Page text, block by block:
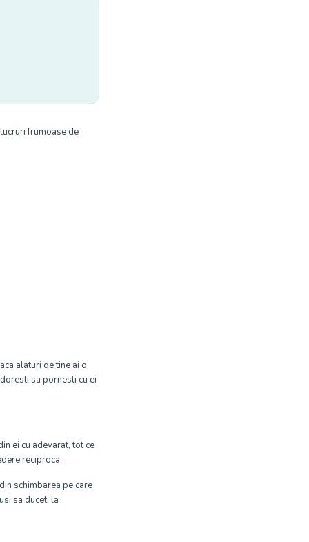
frumoase de
alaturi de tine ai o
sa pornesti cu ei
ei cu adevarat, tot ce
reciproca.
schimbarea pe care
sa duceti la